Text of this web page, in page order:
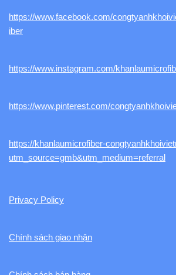
https://www.facebook.com/
iber
https://www.instagram.com/
https://www.pinterest.com/
https://khanlaumicrofiber-
utm_source=gmb&utm_medium=referral
Privacy Policy
Chính sách giao nhận